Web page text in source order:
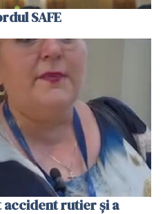
SAFE
accident rutier și a